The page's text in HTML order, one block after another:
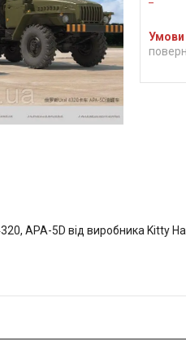
APA-5D від виробника Kitty